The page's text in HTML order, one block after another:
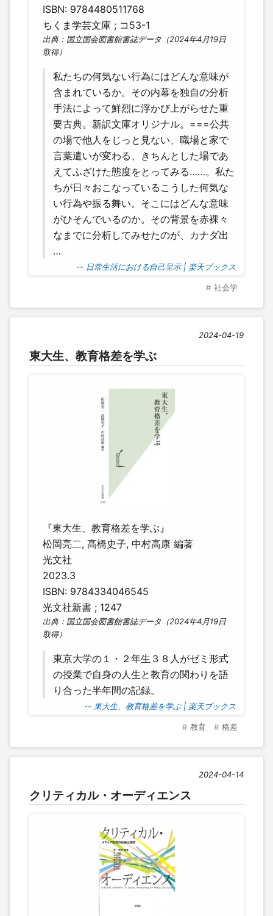
ISBN: 9784480511768
ちくま学芸文庫 ; コ53-1
出典：国立国会図書館書誌データ（2024年4月19日
取得）
私たちの何気ない行為にはどんな意味が
含まれているか。その内幕を独自の分析
手法によって鮮烈に浮かび上がらせた重
要古典。新訳文庫オリジナル。===公共
の場で他人をじっと見ない、職場と家で
言葉遣いが変わる、きちんとした場であ
えてふざけた態度をとってみる……。私た
ちが日々おこなっているこうした何気な
い行為や振る舞い。そこにはどんな意味
がひそんでいるのか。その背景を赤裸々
なまでに分析してみせたのが、カナダ出
…
-- 日常生活における自己呈示 | 楽天ブックス
社会学
2024-04-19
東大生、教育格差を学ぶ
『東大生、教育格差を学ぶ』
松岡亮二, 髙橋史子, 中村高康 編著
光文社
2023.3
ISBN: 9784334046545
光文社新書 ; 1247
出典：国立国会図書館書誌データ（2024年4月19日
取得）
東京大学の１・２年生３８人がゼミ形式
の授業で自身の人生と教育の関わりを語
り合った半年間の記録。
-- 東大生、教育格差を学ぶ | 楽天ブックス
教育 格差
2024-04-14
クリティカル・オーディエンス